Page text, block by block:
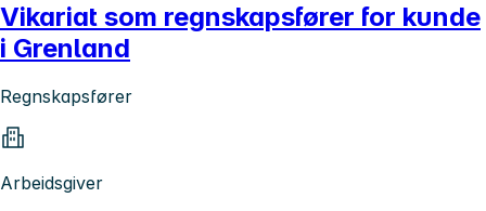
Vikariat som regnskapsfører for kunde
i Grenland
Regnskapsfører
Arbeidsgiver